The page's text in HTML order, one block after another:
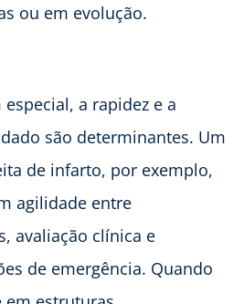
ou em evolução.
a rapidez e a
são determinantes. Um
de infarto, por exemplo,
agilidade entre
avaliação clínica e
de emergência. Quando